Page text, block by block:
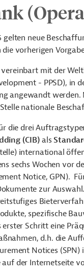
gelten neue
vorherigen
mit der
- PPSD), in
angewandt werden.
nationale
die drei
(CIB)als
international
sechs Wochen vor
Notice, GPN).
zur
spezifische
Schritt eine
d.h. die
Notices
der Internetseite